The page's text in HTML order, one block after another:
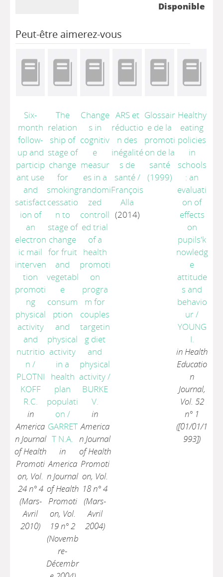
Disponible
Peut-être aimerez-vous
Six-
month
follow-
up and
particip
ant use
and
satisfact
ion of
an
electron
ic mail
interven
tion
promoti
ng
physical
activity
and
nutritio
n /
PLOTNI
KOFF
R.C.
in
America
n Journal
of Health
Promoti
on, Vol.
24 n° 4
(Mars-
Avril
2010)
The
relation
ship of
stage of
change
for
smoking
cessatio
n to
stage of
change
for fruit
and
vegetabl
e
consum
ption
and
physical
activity
in a
health
plan
populati
on /
GARRET
T N.A.
in
America
n Journal
of Health
Promoti
on, Vol.
19 n° 2
(Novemb
re-
Décembr
Change
s in
cognitiv
e
measur
es in a
randomi
zed
controll
ed trial
of a
health
promoti
on
progra
m for
couples
targetin
g diet
and
physical
activity/
BURKE
V.
in
America
n Journal
of Health
Promoti
on, Vol.
18 n° 4
(Mars-
Avril
2004)
ARS et
réductio
n des
inégalité
s de
santé/
François
Alla
(2014)
Glossair
e de la
promoti
on de la
santé
(1999)
Healthy
eating
policies
in
schools
: an
evaluati
on of
effects
on
pupils'k
nowledg
e
attitude
s and
behavio
ur/
YOUNG
I.
in Health
Educatio
n
Journal,
Vol. 52
n° 1
([01/01/1
993])